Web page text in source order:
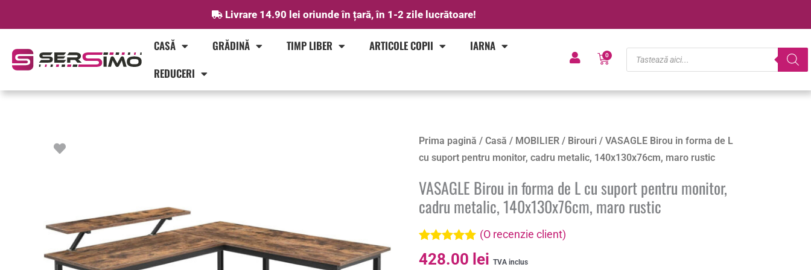
Livrare 14.90 lei oriunde în țară, în 1-2 zile lucrătoare!
CASĂ GRĂDINĂ TIMP LIBER ARTICOLE COPII
IARNA
REDUCERI
0
Cart
Products
search
Prima pagină /Casă / MOBILIER / Birouri / VASAGLE Birou in forma de L
cu suport pentru monitor, cadru metalic, 140x130x76cm, maro rustic
VASAGLE Birou in forma de L cu suport pentru monitor,
cadru metalic, 140x130x76cm, maro rustic
Evaluat la
5.00din 5 pe
(O recenzie client)
428.00 lei TVA inclus
Cantitate
VASAGLE
in
forma
L
cu